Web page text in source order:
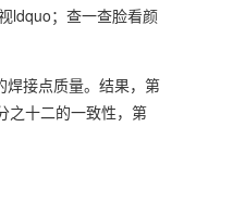
ldquo；查一查脸看颜
焊接点质量。结果，第
之十二的一致性，第